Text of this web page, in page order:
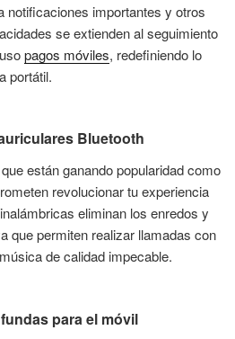
notificaciones importantes y otros
se extienden al seguimiento
pagos móviles, redefiniendo lo
portátil.
Bluetooth
están ganando popularidad como
revolucionar tu experiencia
eliminan los enredos y
que permiten realizar llamadas con
de calidad impecable.
para el móvil